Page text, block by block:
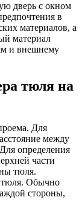
дверь с окном
в
материалов, а
материал
и внешнему
тюля на
Для
между
определения
части
тюля.
тюля. Обычно
стороны,